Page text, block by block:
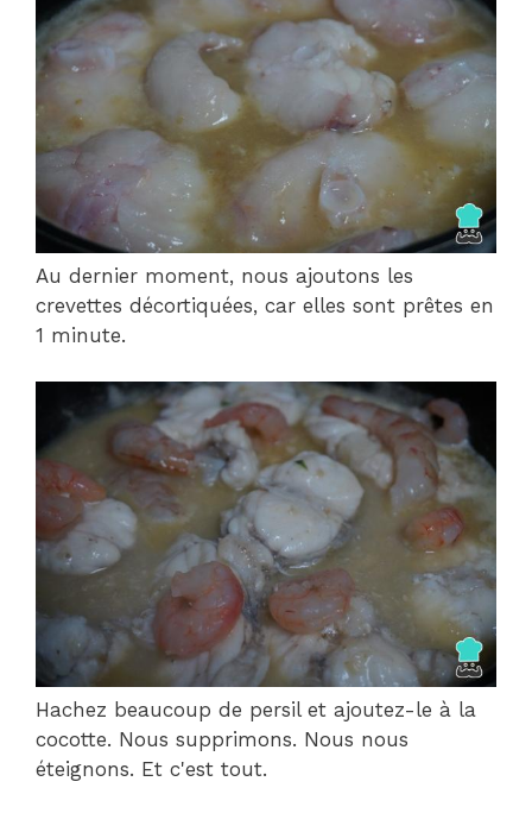
Au dernier moment, nous ajoutons les
crevettes décortiquées, car elles sont prêtes en
1 minute.
Hachez beaucoup de persil et ajoutez-le à la
cocotte. Nous supprimons. Nous nous
éteignons. Et c'est tout.